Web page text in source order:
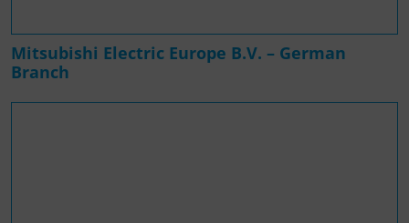
Mitsubishi Electric Europe B.V. – German
Branch